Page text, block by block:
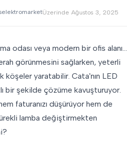
Üzerinde Ağustos 3, 2025
odası veya modern bir ofis alanı…
görünmesini sağlarken, yeterli
köşeler yaratabilir. Cata'nın LED
bir şekilde çözüme kavuşturuyor.
faturanızı düşürüyor hem de
lamba değiştirmekten